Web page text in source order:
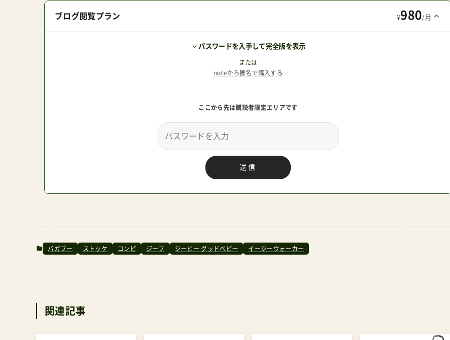
ブログ閲覧プラン ¥980/月
パスワードを入手して完全版を表示
または
noteから匿名で購入する
ここから先は購読者限定エリアです
送信
バガブー ストッケ コンビ ジープ ジービー グッドベビー イージーウォーカー
関連記事